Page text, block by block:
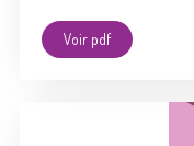
Voir pdf